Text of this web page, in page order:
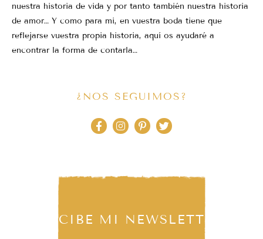
nuestra historia de vida y por tanto también nuestra historia
de amor… Y como para mi, en vuestra boda tiene que
reflejarse vuestra propia historia, aquí os ayudaré a
encontrar la forma de contarla…
¿NOS SEGUIMOS?
RECIBE MI NEWSLETTER